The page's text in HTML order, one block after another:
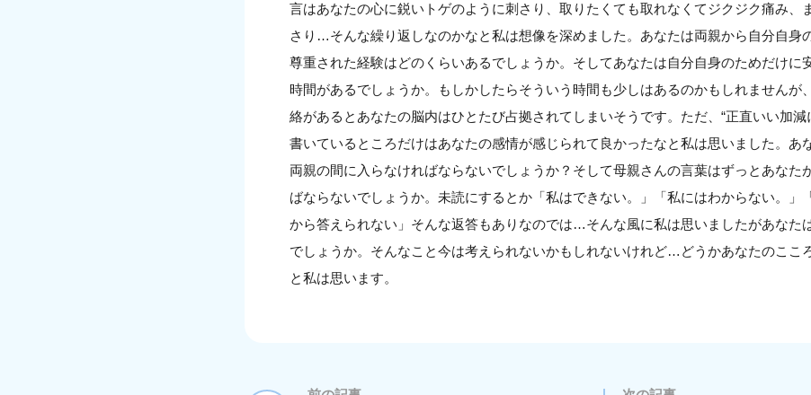
言はあなたの心に鋭いトゲのように刺さり、取りたくても取れなくてジクジク痛み、
さり…そんな繰り返しなのかなと私は想像を深めました。あなたは両親から自分自身
尊重された経験はどのくらいあるでしょうか。そしてあなたは自分自身のためだけに
時間があるでしょうか。もしかしたらそういう時間も少しはあるのかもしれませんが
絡があるとあなたの脳内はひとたび占拠されてしまいそうです。ただ、“正直いい加減
書いているところだけはあなたの感情が感じられて良かったなと私は思いました。あ
両親の間に入らなければならないでしょうか？そして母親さんの言葉はずっとあなた
ばならないでしょうか。未読にするとか「私はできない。」「私にはわからない。」
から答えられない」そんな返答もありなのでは…そんな風に私は思いましたがあなた
でしょうか。そんなこと今は考えられないかもしれないけれど…どうかあなたのここ
と私は思います。